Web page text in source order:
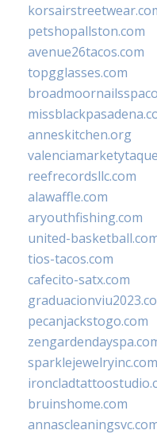
petshopallston.com
avenue26tacos.com
topgglasses.com
anneskitchen.org
reefrecordsllc.com
alawaffle.com
aryouthfishing.com
united-
tios-tacos.com
cafecito-satx.com
pecanjackstogo.com
sparklejewelryinc.com
bruinshome.com